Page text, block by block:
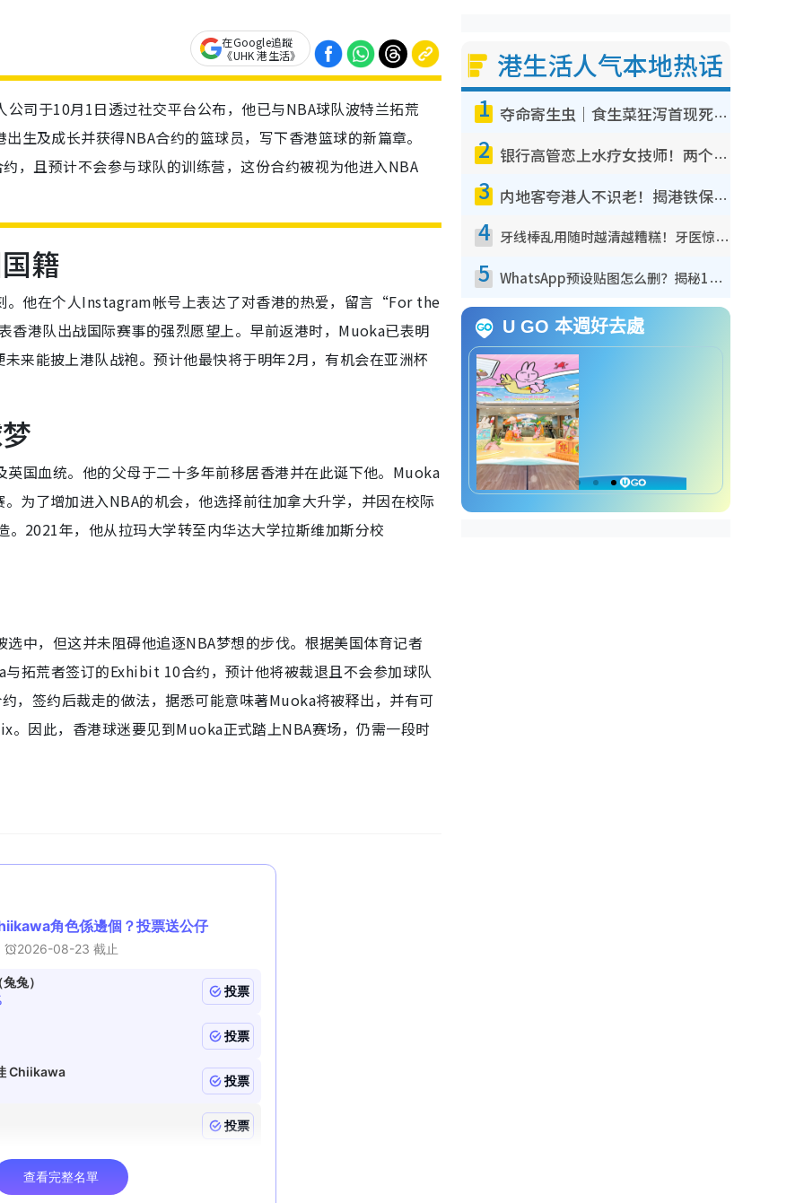
在Google追蹤
《UHK 港生活》
司于10月1日透过社交平台公布，他已与NBA球队波特兰拓荒
生及成长并获得NBA合约的篮球员，写下香港篮球的新篇章。
，且预计不会参与球队的训练营，这份合约被视为他进入NBA
籍
。他在个人Instagram帐号上表达了对香港的热爱，留言“For the
港队出战国际赛事的强烈愿望上。早前返港时，Muoka已表明
来能披上港队战袍。预计他最快将于明年2月，有机会在亚洲杯
国血统。他的父母于二十多年前移居香港并在此诞下他。Muoka
为了增加进入NBA的机会，他选择前往加拿大升学，并因在校际
2021年，他从拉玛大学转至内华达大学拉斯维加斯分校
中，但这并未阻碍他追逐NBA梦想的步伐。根据美国体育记者
拓荒者签订的Exhibit 10合约，预计他将被裁退且不会参加球队
，签约后裁走的做法，据悉可能意味著Muoka将被释出，并有可
因此，香港球迷要见到Muoka正式踏上NBA赛场，仍需一段时
港生活人气本地热话
1 夺命寄生虫｜食生菜狂泻首现死者！疫潮恶化录1.8万宗病例 揭洗菜3大谬误
2 银行高管恋上水疗女技师！两个月借128万惊觉“沉船”沉落火海 揭背后疑似邪教操控卖淫
3 内地客夸港人不识老！揭港铁保鲜级冷气 港人求放过：别投诉
4 牙线棒乱用随时越清越糟糕！牙医惊揭盲目过户细菌恐致蛀牙：这种才是日常真保养
5 WhatsApp预设贴图怎么删？揭秘1招“反向操作”还原简洁界面 附3步实测教程
U GO 本週好去處